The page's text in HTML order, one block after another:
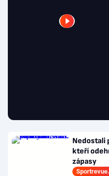
Nedostali
kteří
zápasy